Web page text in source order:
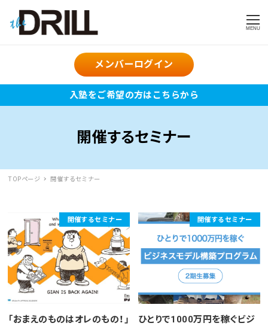
MENU
メンバーログイン
入塾をご希望の方はこちらから
開催するセミナー
TOPページ 開催するセミナー
開催するセミナー
「おまえのものはオレのもの！」
開催するセミナー
ひとりで1000万円を稼ぐビジ